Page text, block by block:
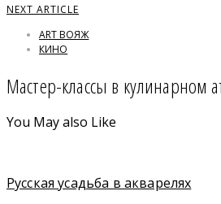
NEXT ARTICLE
ART ВОЯЖ
КИНО
Мастер-классы в кулинарном
You May also Like
Русская усадьба в акварелях